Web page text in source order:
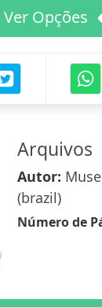
Ver Opções
Arquivos
Autor:
(brazil)
Número de